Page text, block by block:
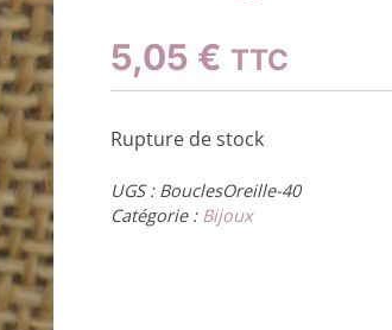
5,05 € TTC
Rupture de stock
UGS : BouclesOreille-40
Catégorie : Bijoux